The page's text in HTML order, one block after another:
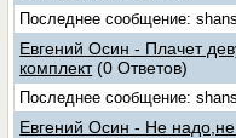
Последнее сообщение:
Евгений Осин - Плачет
комплект (0 Ответов)
Последнее сообщение:
Евгений Осин - Не